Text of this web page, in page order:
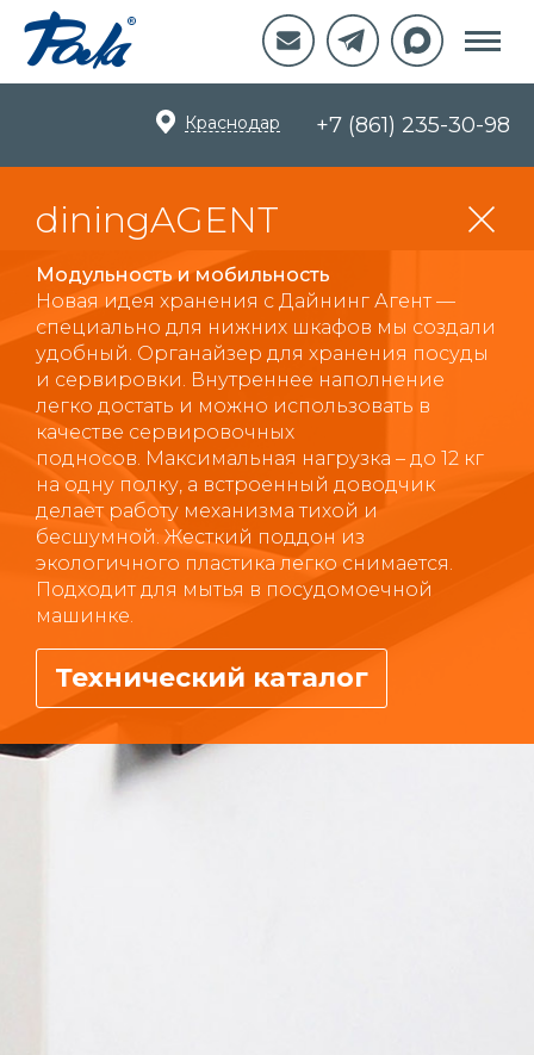
Краснодар +7 (861) 235-30-98
diningAGENT
Модульность и мобильность
Новая идея хранения с Дайнинг Агент —
специально для нижних шкафов мы создали
удобный. Органайзер для хранения посуды
и сервировки. Внутреннее наполнение
легко достать и можно использовать в
качестве сервировочных
подносов. Максимальная нагрузка – до 12 кг
на одну полку, а встроенный доводчик
делает работу механизма тихой и
бесшумной. Жесткий поддон из
экологичного пластика легко снимается.
Подходит для мытья в посудомоечной
машинке.
Технический каталог